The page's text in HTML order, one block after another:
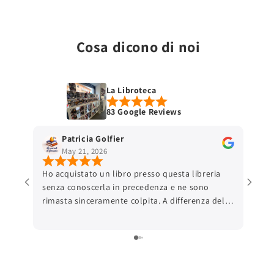
Cosa dicono di noi
La Libroteca
83 Google Reviews
Patricia Golfier
May 21, 2026
Ho acquistato un libro presso questa libreria
senza conoscerla in precedenza e ne sono
rimasta sinceramente colpita. A differenza delle
verso il cliente, anche nei dettagli pratici come